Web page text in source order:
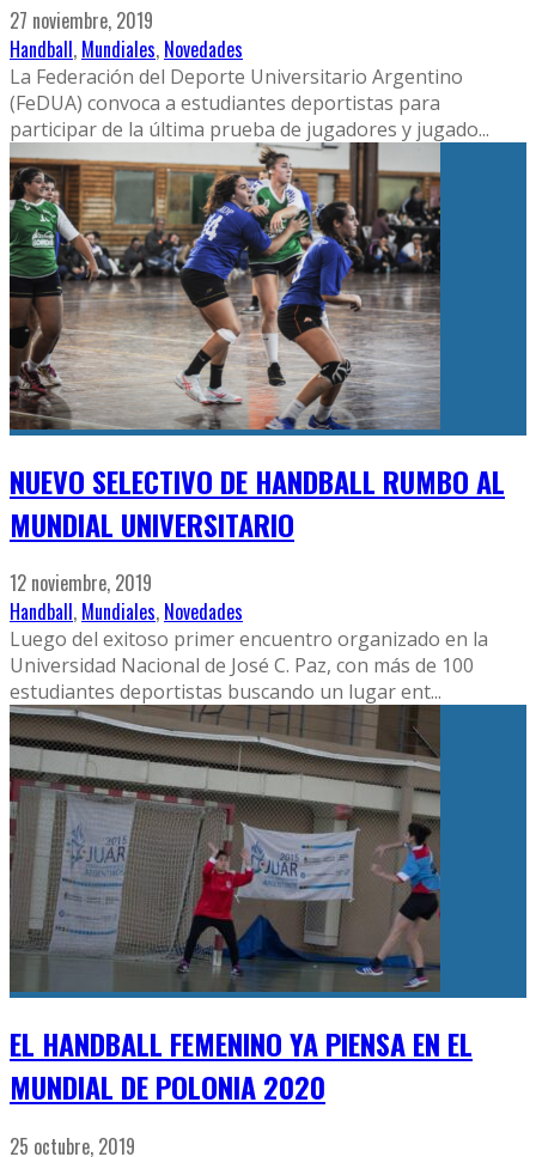
27 noviembre, 2019
Handball, Mundiales, Novedades
La Federación del Deporte Universitario Argentino
(FeDUA) convoca a estudiantes deportistas para
participar de la última prueba de jugadores y jugado...
NUEVO SELECTIVO DE HANDBALL RUMBO AL
MUNDIAL UNIVERSITARIO
12 noviembre, 2019
Handball, Mundiales, Novedades
Luego del exitoso primer encuentro organizado en la
Universidad Nacional de José C. Paz, con más de 100
estudiantes deportistas buscando un lugar ent...
EL HANDBALL FEMENINO YA PIENSA EN EL
MUNDIAL DE POLONIA 2020
25 octubre, 2019